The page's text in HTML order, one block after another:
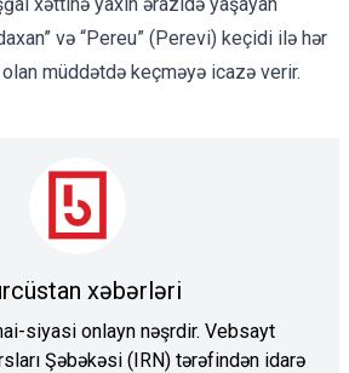
və “Pereu” (Perevi) keçidi ilə hər
müddətdə keçməyə icazə verir.
xəbərləri
siyasi onlayn nəşrdir. Vebsayt
Şəbəkəsi (IRN) tərəfindən idarə